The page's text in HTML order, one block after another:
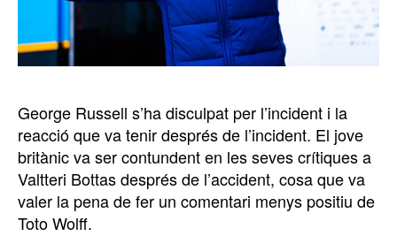
George Russell s’ha disculpat per l’incident i la
reacció que va tenir després de l’incident. El jove
britànic va ser contundent en les seves crítiques a
Valtteri Bottas després de l’accident, cosa que va
valer la pena de fer un comentari menys positiu de
Toto Wolff.